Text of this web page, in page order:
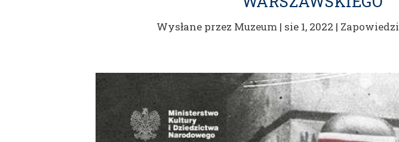
Wysłane przez Muzeum| sie 1, 2022 | Zapowiedzi